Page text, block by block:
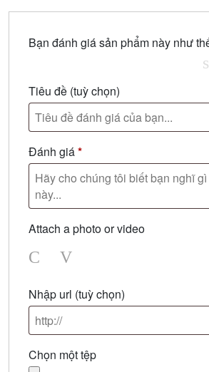
Bạn đánh giá sản phẩm này như
Tiêu đề (tuỳ chọn)
Đánh giá*
Attach a photo or video
Photo
Nhập url (tuỳ chọn)
Chọn một tệp